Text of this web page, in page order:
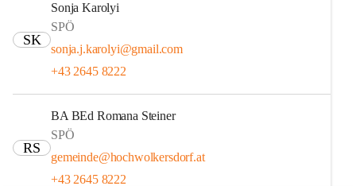
SK
Sonja Karolyi
SPÖ
sonja.j.karolyi@gmail.com
+43 2645 8222
RS
BA BEd Romana Steiner
SPÖ
gemeinde@hochwolkersdorf.at
+43 2645 8222